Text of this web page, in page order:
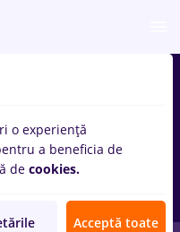
o experiență
a beneficia de
de cookies.
Acceptă toate